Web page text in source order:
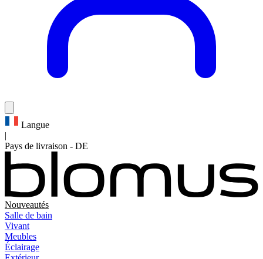
Langue
|
Pays de livraison - DE
Nouveautés
Salle de bain
Vivant
Meubles
Éclairage